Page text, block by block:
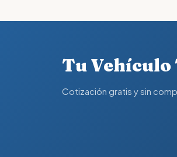
Tu Vehículo
Cotización gratis y sin